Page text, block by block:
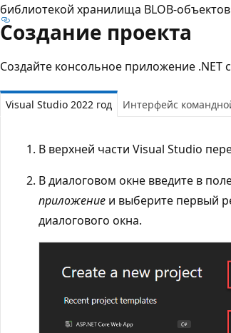
библиотекой хранилища BLOB-объектов
Создание проекта
Создайте консольное приложение
Visual Studio 2022 год Интерфейс
В верхней части Visual Studio
В диалоговом окне введите в
приложение и выберите первый
диалогового окна.